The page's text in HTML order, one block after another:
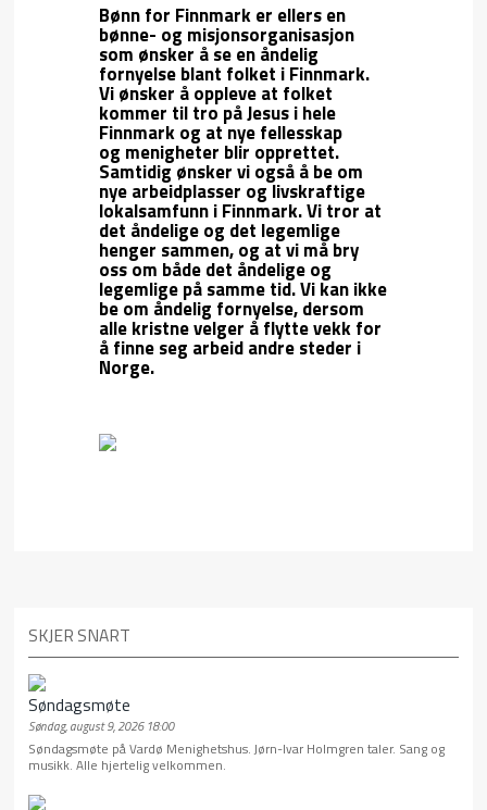
Bønn for Finnmark er ellers en
bønne- og misjonsorganisasjon
som ønsker å se en åndelig
fornyelse blant folket i Finnmark.
Vi ønsker å oppleve at folket
kommer til tro på Jesus i hele
Finnmark og at nye fellesskap
og menigheter blir opprettet.
Samtidig ønsker vi også å be om
nye arbeidplasser og livskraftige
lokalsamfunn i Finnmark. Vi tror at
det åndelige og det legemlige
henger sammen, og at vi må bry
oss om både det åndelige og
legemlige på samme tid. Vi kan ikke
be om åndelig fornyelse, dersom
alle kristne velger å flytte vekk for
å finne seg arbeid andre steder i
Norge.
SKJER SNART
Søndagsmøte
Søndag, august 9, 2026 18:00
Søndagsmøte på Vardø Menighetshus. Jørn-Ivar Holmgren taler. Sang og
musikk. Alle hjertelig velkommen.